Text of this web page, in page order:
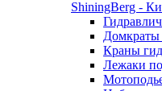
ShiningBerg -
Домкраты
Краны
Лежаки